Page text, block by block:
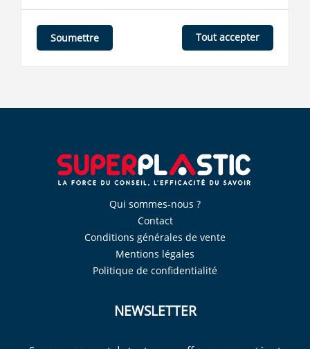
Soumettre Tout accepter
Qui sommes-nous ?
Contact
Conditions générales de vente
Mentions légales
Politique de confidentialité
NEWSLETTER